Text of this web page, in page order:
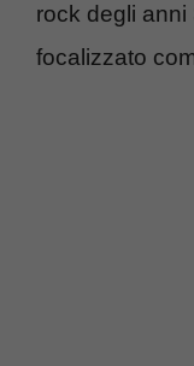
rock degli anni
focalizzato